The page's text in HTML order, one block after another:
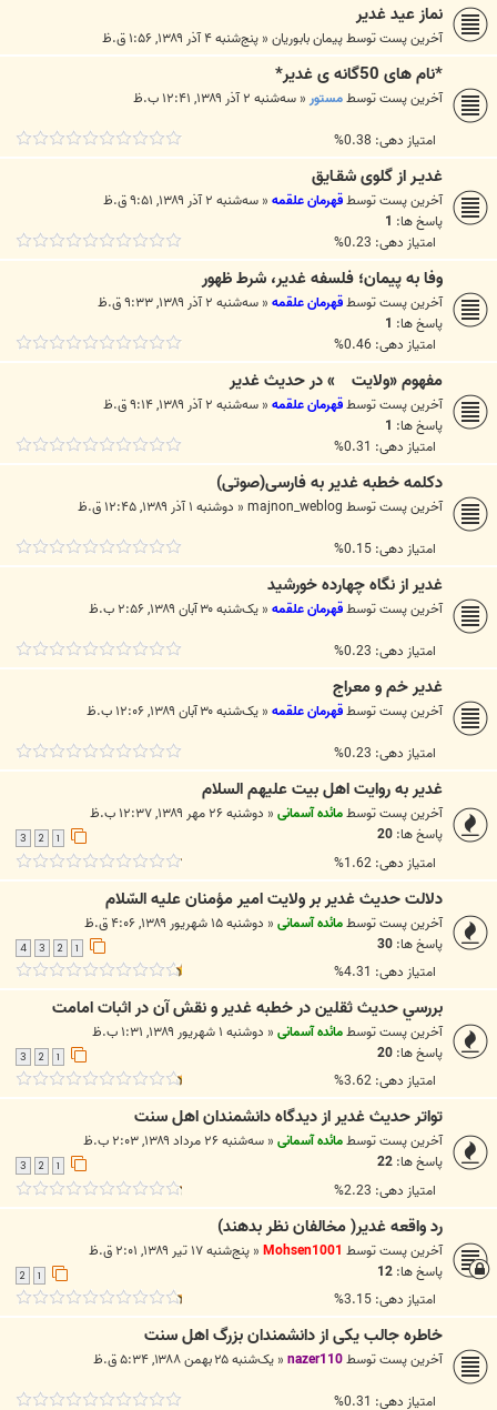
نماز عيد غدير
آخرین پست توسطپيمان بابوريان« پنج‌شنبه ۴ آذر ۱۳۸۹, ۱:۵۶ ق.ظ
*نام های 50گانه ی غدیر*
آخرین پست توسطمستور« سه‌شنبه ۲ آذر ۱۳۸۹, ۱۲:۴۱ ب.ظ
امتیاز دهی: 0.38%
غديـر از گلوی شقـايق
آخرین پست توسطقهرمان علقمه« سه‌شنبه ۲ آذر ۱۳۸۹, ۹:۵۱ ق.ظ
پاسخ ها: 1
امتیاز دهی: 0.23%
وفا به پيمان؛ فلسفه غدير، شرط ظهور
آخرین پست توسطقهرمان علقمه« سه‌شنبه ۲ آذر ۱۳۸۹, ۹:۳۳ ق.ظ
پاسخ ها: 1
امتیاز دهی: 0.46%
مفهوم «ولايت » در حديث غدير
آخرین پست توسطقهرمان علقمه« سه‌شنبه ۲ آذر ۱۳۸۹, ۹:۱۴ ق.ظ
پاسخ ها: 1
امتیاز دهی: 0.31%
دکلمه خطبه غدیر به فارسی(صوتی)
آخرین پست توسطmajnon_weblog
« دوشنبه ۱ آذر ۱۳۸۹, ۱۲:۴۵ ق.ظ
امتیاز دهی: 0.15%
غدير از نگاه چهارده خورشيد
آخرین پست توسطقهرمان علقمه« یک‌شنبه ۳۰ آبان ۱۳۸۹, ۲:۵۶ ب.ظ
امتیاز دهی: 0.23%
غدیر خم و معراج
آخرین پست توسطقهرمان علقمه« یک‌شنبه ۳۰ آبان ۱۳۸۹, ۱۲:۰۶ ب.ظ
امتیاز دهی: 0.23%
غدیر به روایت اهل بیت علیهم السلام
آخرین پست توسطمائده آسمانی« دوشنبه ۲۶ مهر ۱۳۸۹, ۱۲:۳۷ ب.ظ
پاسخ ها: 20
3
امتیاز دهی: 1.62%
دلالت حديث غدير بر ولايت امير مؤمنان عليه السّلام
آخرین پست توسطمائده آسمانی« دوشنبه ۱۵ شهریور ۱۳۸۹, ۴:۰۶ ق.ظ
پاسخ ها: 30
3
4
امتیاز دهی: 4.31%
بررسي حديث ثقلين در خطبه غدير و نقش آن در اثبات امامت
آخرین پست توسطمائده آسمانی« دوشنبه ۱ شهریور ۱۳۸۹, ۱:۳۱ ب.ظ
پاسخ ها: 20
3
امتیاز دهی: 3.62%
تواتر حديث غدير از ديدگاه دانشمندان اهل سنت
آخرین پست توسطمائده آسمانی« سه‌شنبه ۲۶ مرداد ۱۳۸۹, ۲:۰۳ ب.ظ
پاسخ ها: 22
3
امتیاز دهی: 2.23%
رد واقعه غدیر( مخالفان نظر بدهند)
آخرین پست توسطMohsen1001
« پنج‌شنبه ۱۷ تیر ۱۳۸۹, ۲:۰۱ ق.ظ
پاسخ ها: 12
امتیاز دهی: 3.15%
خاطره جالب یکی از دانشمندان بزرگ اهل سنت
آخرین پست توسطnazer110
« یک‌شنبه ۲۵ بهمن ۱۳۸۸, ۵:۳۴ ق.ظ
امتیاز دهی: 0.31%